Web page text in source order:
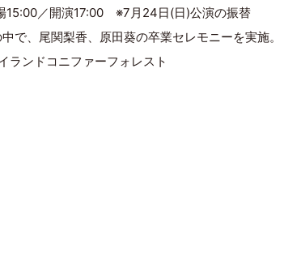
15:00／開演17:00 ※7月24日(日)公演の振替
で、尾関梨香、原田葵の卒業セレモニーを実施。
ランドコニファーフォレスト